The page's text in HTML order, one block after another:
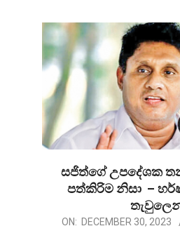
සජිත්ගේ උපදේශක
පත්කිරිම නිසා –
2023-ON: DECEMBER 30, 2023